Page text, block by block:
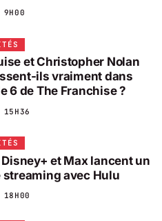
et Christopher Nolan
ils vraiment dans
6 de The Franchise ?
Disney+ et Max lancent un
streaming avec Hulu